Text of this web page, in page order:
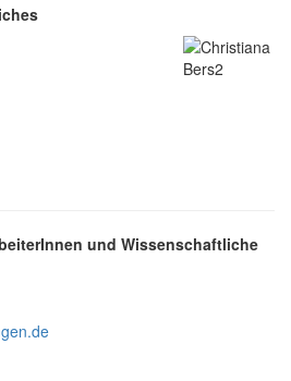
und Wissenschaftliche